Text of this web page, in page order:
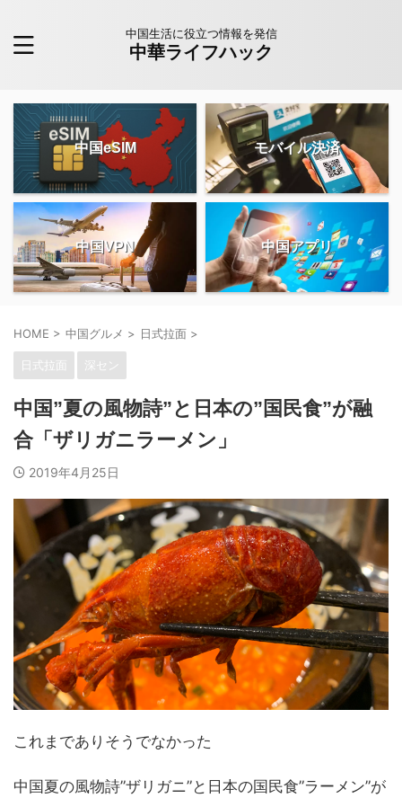
中国生活に役立つ情報を発信
中華ライフハック
中国eSIM モバイル決済
中国VPN 中国アプリ
HOME > 中国グルメ > 日式拉面 >
日式拉面 深セン
中国”夏の風物詩”と日本の”国民食”が融
合「ザリガニラーメン」
2019年4月25日
これまでありそうでなかった
中国夏の風物詩”ザリガニ”と日本の国民食”ラーメン”が